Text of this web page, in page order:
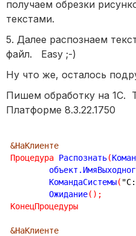
получаем обрезки
текстами.
5. Далее распознаем
файл. Easy ;-)
Ну что же, осталось
Пишем обработку на 1С.
Платформе 8.3.22.1750
&НаКлиенте
Процедура Распознать(
	КомандаСистемы
(
	Ожидание
( ) ;
КонецПроцедуры
&НаКлиенте